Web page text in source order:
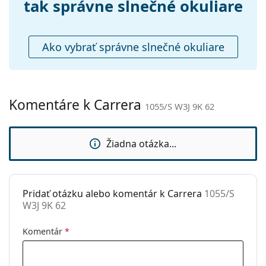
Preskúmajte celú ponukuslnečných okuliarova
handrička:
Ostatné
Kategória:
Slnečné okuliare
Značka:
Carrera
Kód:
1055/S W3J 9K 62
tak správne slnečné okuliare
Ako vybrať správne slnečné okuliare
Komentáre k Carrera 1055/S W3J 9K 62
Žiadna otázka...
Pridať otázku alebo komentár k Carrera 1055/S
W3J 9K 62
Komentár *